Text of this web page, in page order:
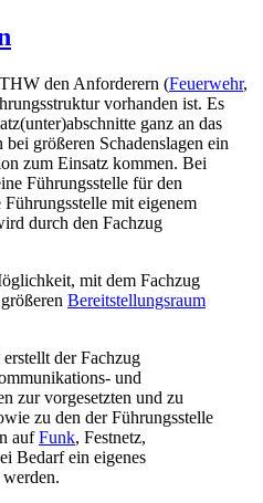
den Anforderern (Feuerwehr,
vorhanden ist. Es
ganz an das
größeren Schadenslagen ein
zum Einsatz kommen. Bei
Führungsstelle für den
mit eigenem
durch den Fachzug
mit dem Fachzug
Bereitstellungsraum
der Fachzug
und
zur vorgesetzten und zu
zu den der Führungsstelle
aufFunk, Festnetz,
Bedarf ein eigenes